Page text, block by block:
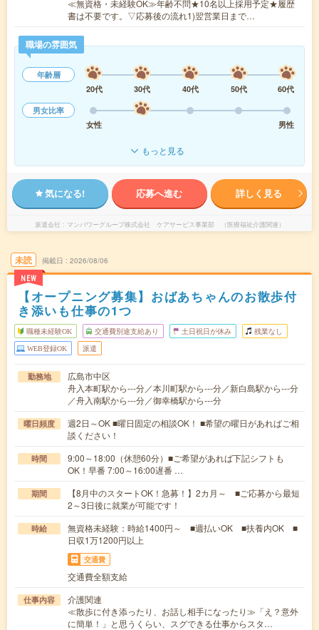
≪無資格・未経験OK≫年齢不問★10名以上採用予定★履歴
書は不要です。▽応募後の流れ1)翌営業日まで…
職場の雰囲気
年齢層
20代
30代 40代 50代
60代
男女比率
女性
男性
もっと見る
気になる! 応募へ進む 詳しく見る
派遣会社 マンパワーグループ株式会社 ケアサービス事業部 （医療福祉介護関連）
未読
NEW
掲載日 2026/08/06
【オープニング募集】おばあちゃんのお散歩付
き添いも仕事の1つ
職種未経験OK 交通費別途支給あり 土日祝日が休み 残業なし
WEB登録OK 派遣
勤務地
広島市中区
舟入本町駅から---分／本川町駅から---分／新白島駅から---分
／舟入南駅から---分／御幸橋駅から---分
曜日頻度
週2日～OK ■曜日固定の相談OK！ ■希望の曜日があればご相
談ください！
時間
9:00～18:00（休憩60分）■ご希望があれば下記シフトも
OK！早番 7:00～16:00遅番 …
期間
【8月中のスタートOK！急募！】2カ月～ ■ご応募から最短
2～3日後に就業が可能です！
時給
無資格未経験：時給1400円～ ■週払いOK ■扶養内OK ■
日収1万1200円以上
交通費
交通費全額支給
仕事内容
介護関連
≪散歩に付き添ったり、お話し相手になったり≫「え？意外
に簡単！」と思うくらい、スグできる仕事からスタ…